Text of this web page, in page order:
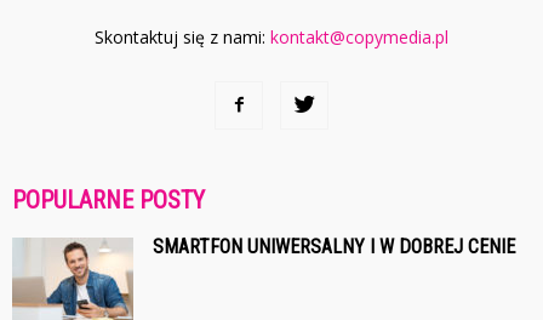
Skontaktuj się z nami: kontakt@copymedia.pl
POPULARNE POSTY
SMARTFON UNIWERSALNY I W DOBREJ CENIE